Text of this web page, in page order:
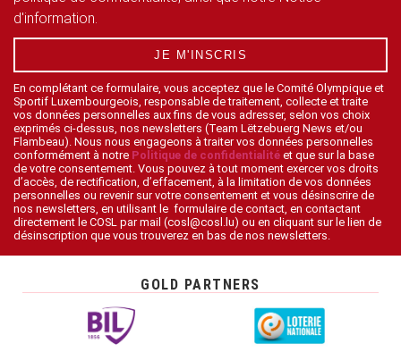
d'information.
JE M'INSCRIS
En complétant ce formulaire, vous acceptez que le Comité Olympique et
Sportif Luxembourgeois, responsable de traitement, collecte et traite
vos données personnelles aux fins de vous adresser, selon vos choix
exprimés ci-dessus, nos newsletters (Team Lëtzebuerg News et/ou
Flambeau). Nous nous engageons à traiter vos données personnelles
conformément à notre Politique de confidentialité et que sur la base
de votre consentement. Vous pouvez à tout moment exercer vos droits
d’accès, de rectification, d’effacement, à la limitation de vos données
personnelles ou revenir sur votre consentement et vous désinscrire de
nos newsletters, en utilisant le formulaire de contact, en contactant
directement le COSL par mail (cosl@cosl.lu) ou en cliquant sur le lien de
désinscription que vous trouverez en bas de nos newsletters.
GOLD PARTNERS